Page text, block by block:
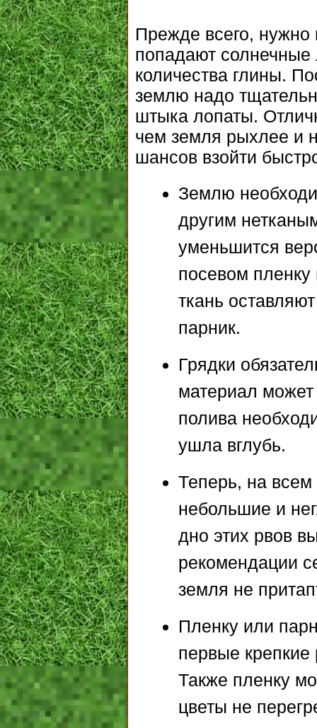
Прежде всего, нужно
попадают солнечные
количества глины.
землю надо
штыка лопаты.
чем земля рыхлее и
шансов взойти
Землю
другим
уменьшится
посевом пленку
ткань
парник.
Грядки
материал
полива
ушла вглубь.
Теперь, на всем
небольшие и
дно этих рвов
рекомендации
земля не
Пленку или
первые крепкие
Также пленку
цветы не